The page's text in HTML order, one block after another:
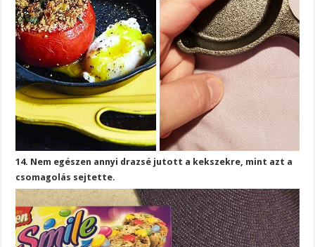
14. Nem egészen annyi drazsé jutott a kekszekre, mint azt a
csomagolás sejtette.